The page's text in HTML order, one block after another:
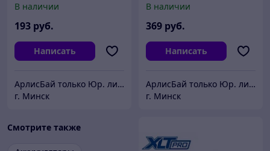
кор. SET
В наличии
193 руб.
Написать
АрлисБай только Юр. лица и ИП
г. Минск
ALL1 XLT в кор. SET
В наличии
369 руб.
Написать
АрлисБай только Юр. лица и ИП
г. Минск
Смотрите также